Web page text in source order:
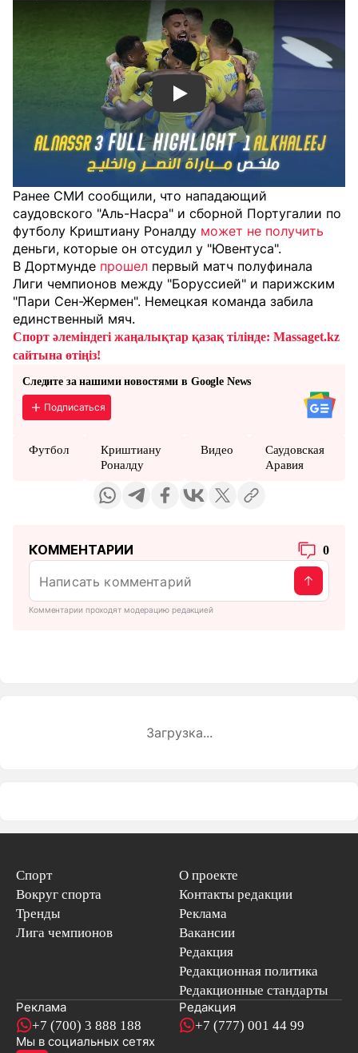
Смотреть видео YouTube
Ранее СМИ сообщили, что нападающий
саудовского "Аль-Насра" и сборной Португалии по
футболу Криштиану Роналду может не получить
деньги, которые он отсудил у "Ювентуса".
В Дортмунде прошел первый матч полуфинала
Лиги чемпионов между "Боруссией" и парижским
"Пари Сен-Жермен". Немецкая команда забила
единственный мяч.
Спорт әлеміндегі жаңалықтар қазақ тілінде: Massaget.kz
сайтына өтіңіз!
Следите за нашими новостями в Google News
Подписаться
Футбол
Криштиану
Роналду
Видео
Саудовская
Аравия
КОММЕНТАРИИ 0
Комментарии проходят модерацию редакцией
Загрузка...
Спорт
Вокруг спорта
Тренды
Лига чемпионов
О проекте
Контакты редакции
Реклама
Вакансии
Редакция
Редакционная политика
Редакционные стандарты
Реклама
+7 (700) 3 888 188
Редакция
+7 (777) 001 44 99
Мы в социальных сетях